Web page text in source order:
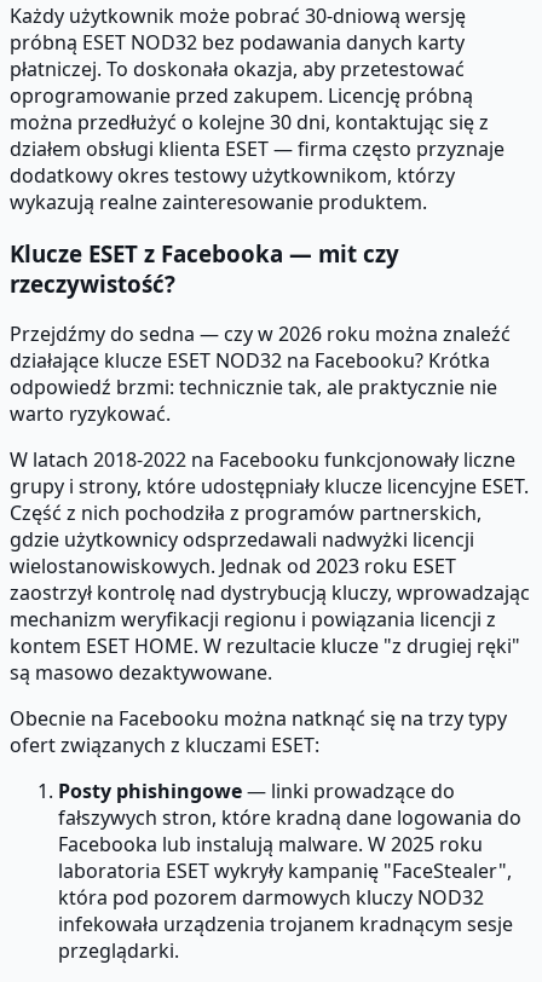
Każdy użytkownik może pobrać 30-dniową wersję
próbną ESET NOD32 bez podawania danych karty
płatniczej. To doskonała okazja, aby przetestować
oprogramowanie przed zakupem. Licencję próbną
można przedłużyć o kolejne 30 dni, kontaktując się z
działem obsługi klienta ESET — firma często przyznaje
dodatkowy okres testowy użytkownikom, którzy
wykazują realne zainteresowanie produktem.
Klucze ESET z Facebooka — mit czy
rzeczywistość?
Przejdźmy do sedna — czy w 2026 roku można znaleźć
działające klucze ESET NOD32 na Facebooku? Krótka
odpowiedź brzmi: technicznie tak, ale praktycznie nie
warto ryzykować.
W latach 2018-2022 na Facebooku funkcjonowały liczne
grupy i strony, które udostępniały klucze licencyjne ESET.
Część z nich pochodziła z programów partnerskich,
gdzie użytkownicy odsprzedawali nadwyżki licencji
wielostanowiskowych. Jednak od 2023 roku ESET
zaostrzył kontrolę nad dystrybucją kluczy, wprowadzając
mechanizm weryfikacji regionu i powiązania licencji z
kontem ESET HOME. W rezultacie klucze "z drugiej ręki"
są masowo dezaktywowane.
Obecnie na Facebooku można natknąć się na trzy typy
ofert związanych z kluczami ESET:
Posty phishingowe— linki prowadzące do
fałszywych stron, które kradną dane logowania do
Facebooka lub instalują malware. W 2025 roku
laboratoria ESET wykryły kampanię "FaceStealer",
która pod pozorem darmowych kluczy NOD32
infekowała urządzenia trojanem kradnącym sesje
przeglądarki.